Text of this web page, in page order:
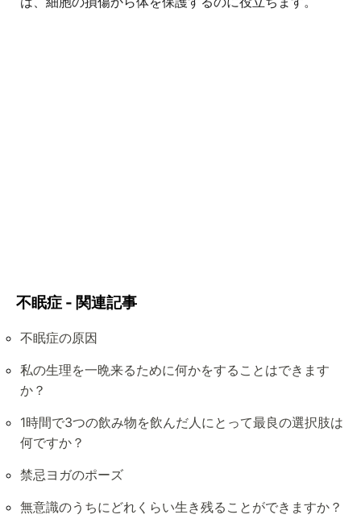
不眠症 - 関連記事
不眠症の原因
私の生理を一晩来るために何かをすることはできます
か？
1時間で3つの飲み物を飲んだ人にとって最良の選択肢は
何ですか？
禁忌ヨガのポーズ
無意識のうちにどれくらい生き残ることができますか？